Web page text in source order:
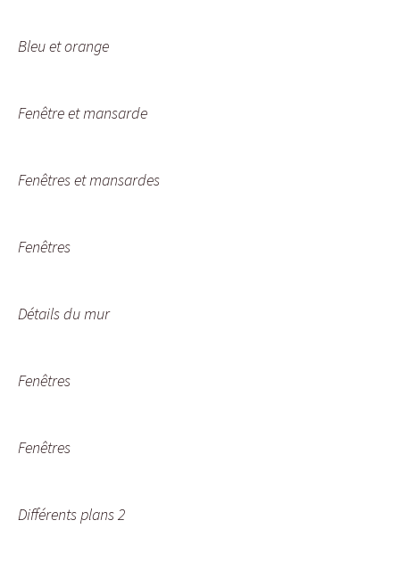
Bleu et orange
Fenêtre et mansarde
Fenêtres et mansardes
Fenêtres
Détails du mur
Fenêtres
Fenêtres
Différents plans 2